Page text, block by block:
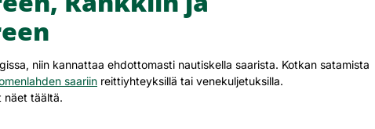
niin kannattaa ehdottomasti nautiskella saarista. Kotkan satamista
saariin reittiyhteyksillä tai venekuljetuksilla.
näet täältä.